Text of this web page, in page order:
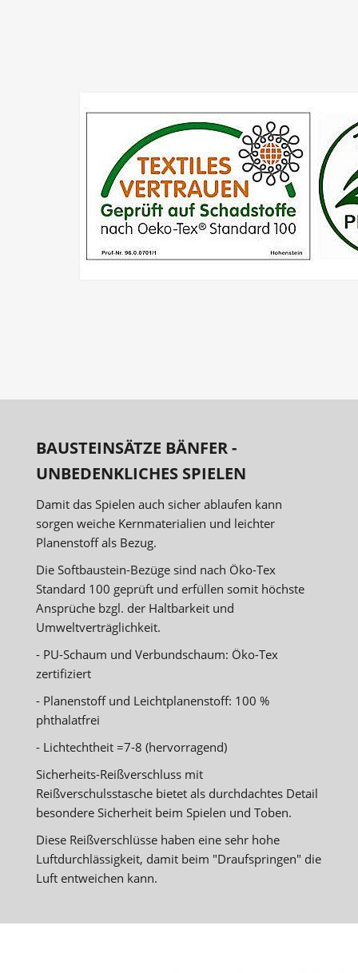
BAUSTEINSÄTZE BÄNFER -
UNBEDENKLICHES SPIELEN
Damit das Spielen auch sicher ablaufen kann
sorgen weiche Kernmaterialien und leichter
Planenstoff als Bezug.
Die Softbaustein-Bezüge sind nach Öko-Tex
Standard 100 geprüft und erfüllen somit höchste
Ansprüche bzgl. der Haltbarkeit und
Umweltverträglichkeit.
- PU-Schaum und Verbundschaum: Öko-Tex
zertifiziert
- Planenstoff und Leichtplanenstoff: 100 %
phthalatfrei
- Lichtechtheit =7-8 (hervorragend)
Sicherheits-Reißverschluss mit
Reißverschulsstasche bietet als durchdachtes Detail
besondere Sicherheit beim Spielen und Toben.
Diese Reißverschlüsse haben eine sehr hohe
Luftdurchlässigkeit, damit beim "Draufspringen" die
Luft entweichen kann.